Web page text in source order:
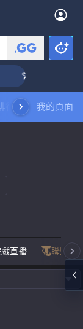
🏆 Rank Up in 3
行榜 職業對戰觀賽
我的頁面
直播 聯盟戰